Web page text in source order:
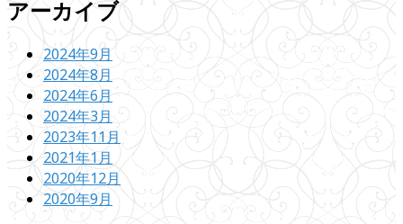
アーカイブ
2024年9月
2024年8月
2024年6月
2024年3月
2023年11月
2021年1月
2020年12月
2020年9月